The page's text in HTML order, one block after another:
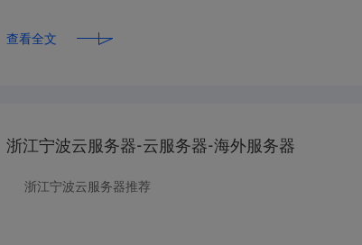
查看全文
浙江宁波云服务器-云服务器-海外服务器
浙江宁波云服务器推荐